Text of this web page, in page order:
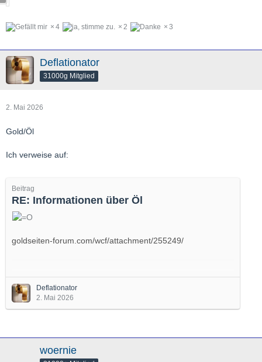
4 2 3
Deflationator
31000g Mitglied
2. Mai 2026
Gold/Öl
Ich verweise auf:
Beitrag
RE: Informationen über Öl
goldseiten-forum.com/wcf/attachment/255249/
Man muß sich psychologisch auf enorm hohe Ölpreise
einstellen.
500$-1200$ locker.
Ich erwarte eher Rato zw. 12 und 19 - nicht viel tiefer.
Deflationator
2. Mai 2026
woernie